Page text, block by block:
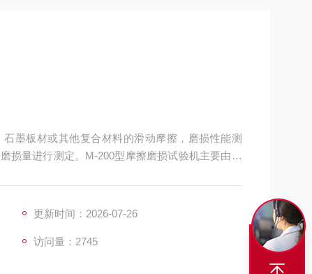
墨板材或其他复合材料的滑动摩擦，磨损性能测
损量进行测定。M-200型摩擦磨损试验机主要由试
更新时间：2026-07-26
访问量：2745